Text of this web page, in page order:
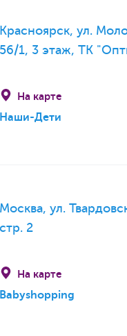
Красноярск, ул.
56/1, 3 этаж, ТК
На карте
Наши-Дети
Москва, ул.
стр. 2
На карте
Babyshopping